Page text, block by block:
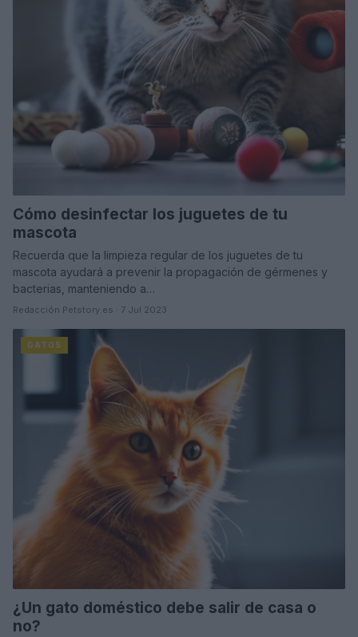
Cómo desinfectar los juguetes de tu
mascota
Recuerda que la limpieza regular de los juguetes de tu
mascota ayudará a prevenir la propagación de gérmenes y
bacterias, manteniendo a…
Redacción Petstory.es · 7 Jul 2023
GATOS
¿Un gato doméstico debe salir de casa o
no?